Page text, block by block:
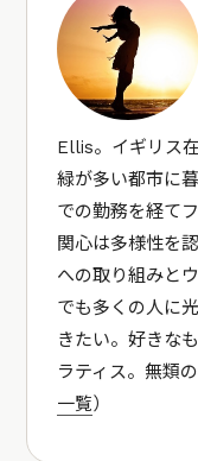
Ellis。イギリス
緑が多い都市に
での勤務を経て
関心は多様性を
への取り組みと
でも多くの人に
きたい。好きな
ラティス。無類
一覧）